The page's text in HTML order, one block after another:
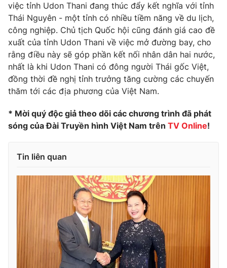
Chuyên mục khác
Emagazine Podcast
Photo Infographic
Video Shorts video
VTV Money VTV Thể thao
Thị trường 24h Tấm lòng Việt
VTV4 Vươn mình bằng AI
VTV9 VTV8
Liên hệ tòa soạn English
việc tỉnh Udon Thani đang thúc đẩy kết nghĩa với tỉnh
Thái Nguyên - một tỉnh có nhiều tiềm năng về du lịch,
công nghiệp. Chủ tịch Quốc hội cũng đánh giá cao đề
xuất của tỉnh Udon Thani về việc mở đường bay, cho
rằng điều này sẽ góp phần kết nối nhân dân hai nước,
nhất là khi Udon Thani có đông người Thái gốc Việt,
đồng thời đề nghị tỉnh trưởng tăng cường các chuyến
thăm tới các địa phương của Việt Nam.
* Mời quý độc giả theo dõi các chương trình đã phát
sóng của Đài Truyền hình Việt Nam trên TV Online!
Tin liên quan